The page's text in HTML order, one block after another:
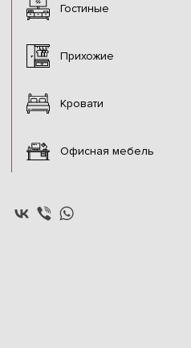
Гостиные
Прихожие
Кровати
Офисная мебель